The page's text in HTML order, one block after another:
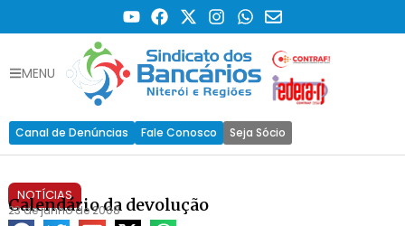
MENU
Canal de Denúncias Fale Conosco Seja Sócio
NOTÍCIAS
Calendário da devolução
23 de junho de 2008